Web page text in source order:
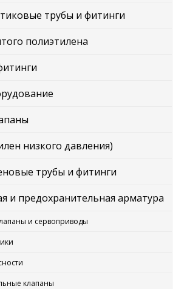
трубы и фитинги
полиэтилена
низкого давления)
трубы и фитинги
и предохранительная арматура
и сервоприводы
клапаны